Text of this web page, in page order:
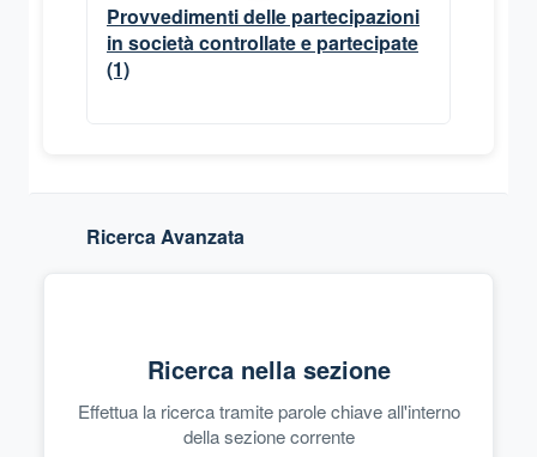
Provvedimenti delle partecipazioni
in società controllate e partecipate
(1)
Ricerca Avanzata
Ricerca nella sezione
Effettua la ricerca tramite parole chiave all'interno
della sezione corrente